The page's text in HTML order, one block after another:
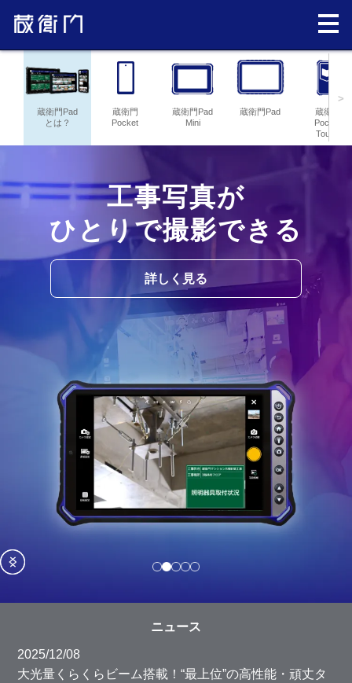
蔵衛門Pad
とは？
蔵衛門
Pocket
蔵衛門Pad
Mini
蔵衛門Pad
蔵衛門
Pocket
Tough
>
工事写真が
ひとりで撮影できる
詳しく見る
ニュース
2025/12/08
大光量くらくらビーム搭載！“最上位”の高性能・頑丈タ